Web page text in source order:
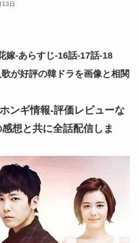
日
嫁-あらすじ-16話-17話-18
が好評の韓ドラを画像と相関
ンギ情報-評価レビューな
想と共に全話配信しま